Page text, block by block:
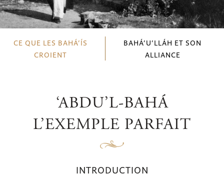
CE QUE LES BAHÁ’ÍS
CROIENT
BAHÁ’U’LLÁH ET SON
ALLIANCE
‘ABDU’L-BAHÁ
L’EXEMPLE PARFAIT
INTRODUCTION